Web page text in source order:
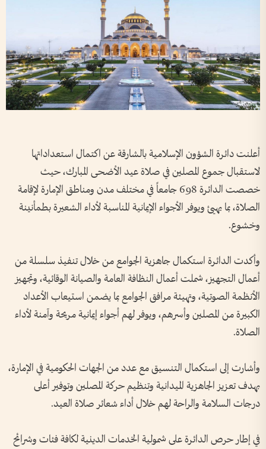
أعلنت دائرة الشؤون الإسلامية بالشارقة عن اكتمال استعداداتها
لاستقبال جموع المصلين في صلاة عيد الأضحى المبارك، حيث
خصصت الدائرة 698 جامعاً في مختلف مدن ومناطق الإمارة لإقامة
الصلاة، بما يهيئ ويوفر الأجواء الإيمانية المناسبة لأداء الشعيرة بطمأنينة
وخشوع.
وأكدت الدائرة استكمال جاهزية الجوامع من خلال تنفيذ سلسلة من
أعمال التجهيز، شملت أعمال النظافة العامة والصيانة الوقائية، وتجهيز
الأنظمة الصوتية، وتهيئة مرافق الجوامع بما يضمن استيعاب الأعداد
الكبيرة من المصلين وأسرهم، ويوفر لهم أجواء إيمانية مريحة وآمنة لأداء
الصلاة.
وأشارت إلى استكمال التنسيق مع عدد من الجهات الحكومية في الإمارة،
بهدف تعزيز الجاهزية الميدانية وتنظيم حركة المصلين وتوفير أعلى
درجات السلامة والراحة لهم خلال أداء شعائر صلاة العيد.
في إطار حرص الدائرة على شمولية الخدمات الدينية لكافة فئات وشرائح